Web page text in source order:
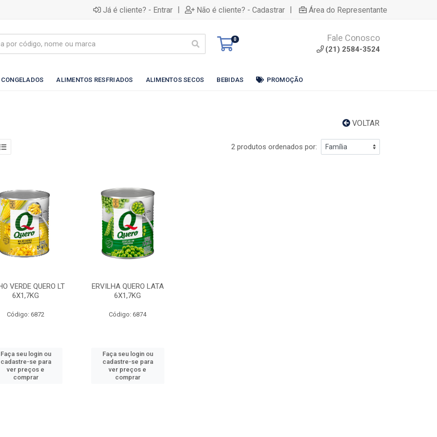
Já é cliente? - Entrar | Não é cliente? - Cadastrar | Área do Representante
0 Fale Conosco
(21) 2584-3524
ALIMENTOS RESFRIADOS ALIMENTOS SECOS BEBIDAS PROMOÇÃO
VOLTAR
2 produtos ordenados por:
VERDE QUERO LT
6X1,7KG
Código: 6872
Faça seu login ou
cadastre-se para
ver preços e
comprar
ERVILHA QUERO LATA
6X1,7KG
Código: 6874
Faça seu login ou
cadastre-se para
ver preços e
comprar